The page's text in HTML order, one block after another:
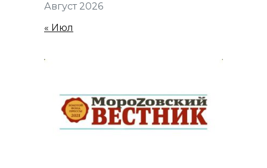
Август 2026
« Июл